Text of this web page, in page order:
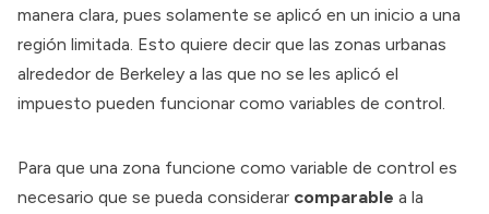
manera clara, pues solamente se aplicó en un inicio a una
región limitada. Esto quiere decir que las zonas urbanas
alrededor de Berkeley a las que no se les aplicó el
impuesto pueden funcionar como variables de control.
Para que una zona funcione como variable de control es
necesario que se pueda considerar comparable a la